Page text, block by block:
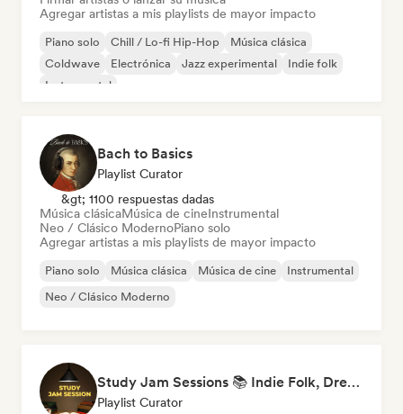
Agregar artistas a mis playlists de mayor impacto
Piano solo Chill / Lo-fi Hip-Hop
Música clásica
Coldwave
Electrónica Jazz experimental
Indie folk
Instrumental
Bach to Basics
Playlist Curator
&gt; 1100 respuestas dadas
Música clásicaMúsica de cineInstrumental
Neo / Clásico ModernoPiano solo
Agregar artistas a mis playlists de mayor impacto
Piano solo Música clásica Música de cine
Instrumental
Neo / Clásico Moderno
Study Jam Sessions 📚 Indie Folk, Dream Pop & Singer-Songwriter
Playlist Curator